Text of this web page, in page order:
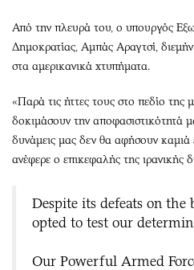
Από την πλευρά του, ο υπουργός
Δημοκρατίας, Αμπάς Αραγτσί,
στα αμερικανικά χτυπήματα.
«Παρά τις ήττες τους στο πεδίο
δοκιμάσουν την αποφασιστικότητά
δυνάμεις μας δεν θα αφήσουν καμιά
ανέφερε ο επικεφαλής της ιρανικής
Despite its defeats on the
opted to test our
Our Powerful Armed